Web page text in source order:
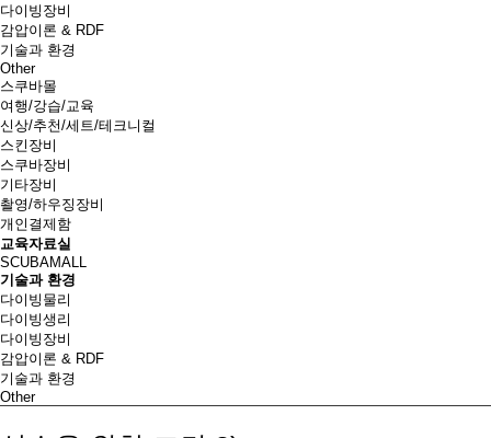
다이빙장비
감압이론 & RDF
기술과 환경
Other
스쿠바몰
여행/강습/교육
신상/추천/세트/테크니컬
스킨장비
스쿠바장비
기타장비
촬영/하우징장비
개인결제함
교육자료실
SCUBAMALL
기술과 환경
다이빙물리
다이빙생리
다이빙장비
감압이론 & RDF
기술과 환경
Other